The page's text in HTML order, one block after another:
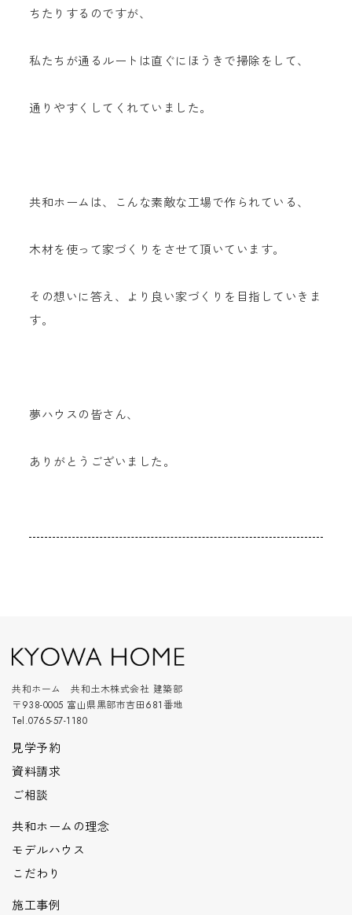
ちたりするのですが、
私たちが通るルートは直ぐにほうきで掃除をして、
通りやすくしてくれていました。
共和ホームは、こんな素敵な工場で作られている、
木材を使って家づくりをさせて頂いています。
その想いに答え、より良い家づくりを目指していきま
す。
夢ハウスの皆さん、
ありがとうございました。
共和ホーム 共和土木株式会社 建築部
〒938-0005 富山県黒部市吉田681番地
Tel.0765-57-1180
見学予約
資料請求
ご相談
共和ホームの理念
モデルハウス
こだわり
施工事例